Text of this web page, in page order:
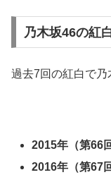
乃木坂46の紅
過去7回の紅白で乃
2015年（第66
2016年（第67